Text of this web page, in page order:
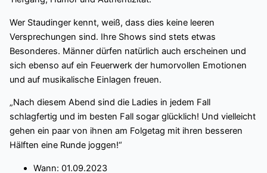
Wer Staudinger kennt, weiß, dass dies keine leeren
Versprechungen sind. Ihre Shows sind stets etwas
Besonderes. Männer dürfen natürlich auch erscheinen und
sich ebenso auf ein Feuerwerk der humorvollen Emotionen
und auf musikalische Einlagen freuen.
„Nach diesem Abend sind die Ladies in jedem Fall
schlagfertig und im besten Fall sogar glücklich! Und vielleicht
gehen ein paar von ihnen am Folgetag mit ihren besseren
Hälften eine Runde joggen!“
Wann: 01.09.2023